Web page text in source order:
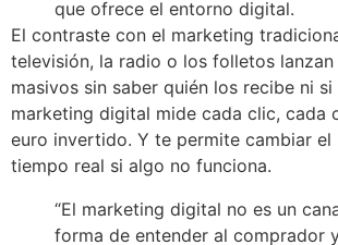
que ofrece el entorno digital.
El contraste con el marketing
televisión, la radio o los folletos lanzan
masivos sin saber quién los recibe ni si
marketing digital mide cada clic, cada
euro invertido. Y te permite cambiar el
tiempo real si algo no funciona.
“El marketing digital no es un
forma de entender al comprador